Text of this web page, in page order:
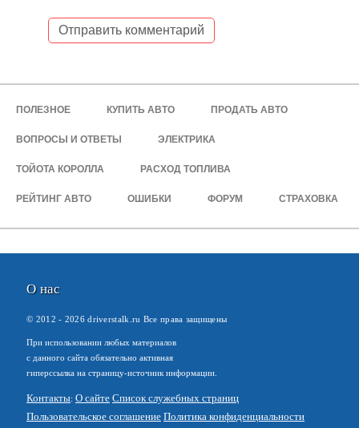
ПОЛЕЗНОЕ КУПИТЬ АВТО ПРОДАТЬ АВТО
ВОПРОСЫ И ОТВЕТЫ ЭЛЕКТРИКА
ТОЙОТА КОРОЛЛА РАСХОД ТОПЛИВА
РЕЙТИНГ АВТО ОШИБКИ ФОРУМ СТРАХОВКА
О нас
© 2012 - 2026driverstalk.ru Все права защищены
При использовании любых материалов
с данного сайта обязательно активная
гиперссылка на страницу-источник информации.
Контакты О сайте Список служебных страниц
Пользовательское соглашение Политика конфиденциальности